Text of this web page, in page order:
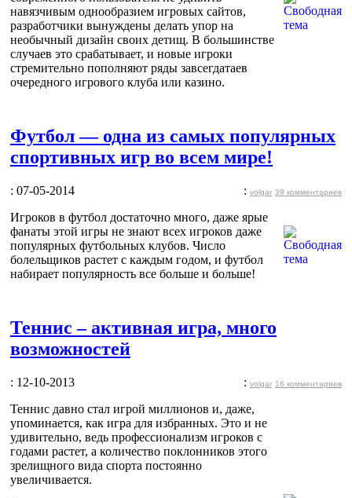
навязчивым однообразием игровых сайтов,
разработчики вынуждены делать упор на
необычный дизайн своих детищ. В большинстве
случаев это срабатывает, и новые игроки
стремительно пополняют ряды завсегдатаев
очередного игрового клуба или казино.
Футбол — одна из самых популярных
спортивных игр во всем мире!
: 07-05-2014 : volgar 39 комментариев
Игроков в футбол достаточно много, даже ярые
фанаты этой игры не знают всех игроков даже
популярных футбольных клубов. Число
болельщиков растет с каждым годом, и футбол
набирает популярность все больше и больше!
Теннис – активная игра, много
возможностей
: 12-10-2013 : volgar 16 комментариев
Теннис давно стал игрой миллионов и, даже,
упоминается, как игра для избранных. Это и не
удивительно, ведь профессионализм игроков с
годами растет, а количество поклонников этого
зрелищного вида спорта постоянно
увеличивается.